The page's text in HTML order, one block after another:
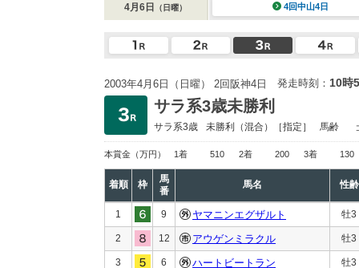
4月6日 （日曜） 4回中山4日
2003年4月6日（日曜） 2回阪神4日 発走時刻： 10時
サラ系3歳未勝利
サラ系3歳 未勝利 （混合）［指定］ 馬齢
本賞金 （万円） 1着 510 2着 200 3着 130
着順 枠
馬
番
馬名 性齢
1 9 ヤマニンエグザルト 牡3
2 12 アウゲンミラクル 牡3
3 6 ハートビートラン 牡3